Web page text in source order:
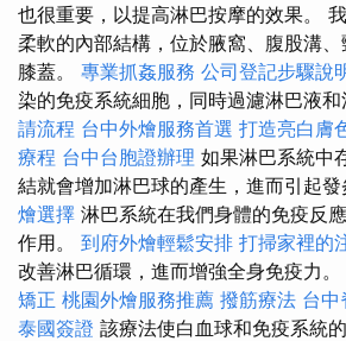
也很重要，以提高淋巴按摩的效果。
柔軟的內部結構，位於腋窩、腹股溝
膝蓋。 專業抓姦服務 公司登記步驟說
染的免疫系統細胞，同時過濾淋巴液和
請流程 台中外燴服務首選 打造亮白膚
療程 台中台胞證辦理 如果淋巴系統中
結就會增加淋巴球的產生，進而引起發
燴選擇 淋巴系統在我們身體的免疫反
作用。 到府外燴輕鬆安排 打掃家裡的
改善淋巴循環，進而增強全身免疫力。
矯正 桃園外燴服務推薦 撥筋療法 台
泰國簽證 該療法使白血球和免疫系統